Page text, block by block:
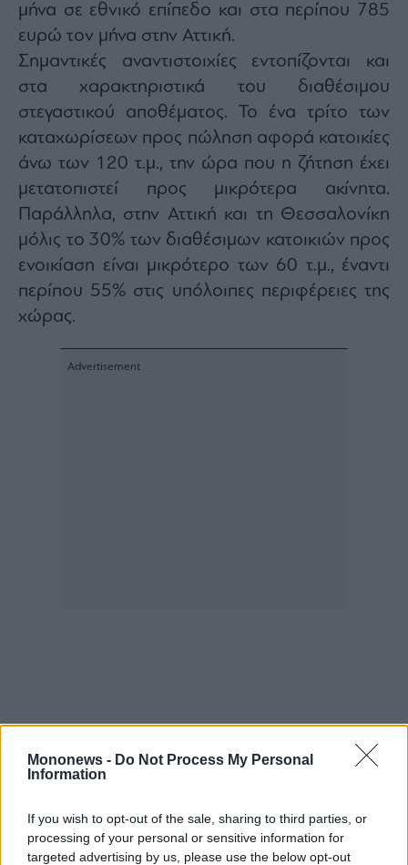
Mononews - Do Not Process My Personal
Information
If you wish to opt-out of the sale, sharing to third parties, or
processing of your personal or sensitive information for
targeted advertising by us, please use the below opt-out
μήνα σε εθνικό επίπεδο και στα περίπου 785
ευρώ τον μήνα στην Αττική.
Σημαντικές αναντιστοιχίες εντοπίζονται και
στα χαρακτηριστικά του διαθέσιμου
στεγαστικού αποθέματος. Το ένα τρίτο των
καταχωρίσεων προς πώληση αφορά κατοικίες
άνω των 120 τ.μ., την ώρα που η ζήτηση έχει
μετατοπιστεί προς μικρότερα ακίνητα.
Παράλληλα, στην Αττική και τη Θεσσαλονίκη
μόλις το 30% των διαθέσιμων κατοικιών προς
ενοικίαση είναι μικρότερο των 60 τ.μ., έναντι
περίπου 55% στις υπόλοιπες περιφέρειες της
χώρας.